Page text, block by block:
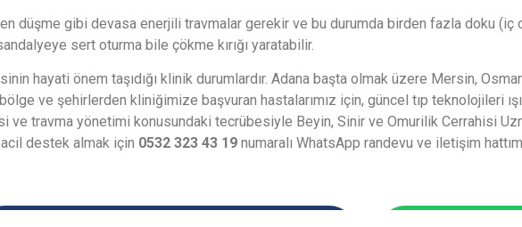
düşme gibi devasa enerjili travmalar gerekir ve bu durumda birden fazla doku (iç
sert oturma bile çökme kırığı yaratabilir.
hayati önem taşıdığı klinik durumlardır. Adana başta olmak üzere Mersin,
ve şehirlerden kliniğimize başvuran hastalarımız için, güncel tıp teknolojileri
travma yönetimi konusundaki tecrübesiyle Beyin, Sinir ve Omurilik Cerrahisi
destek almak için 0532 323 43 19 numaralı WhatsApp randevu ve iletişim